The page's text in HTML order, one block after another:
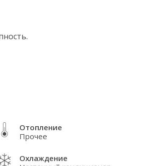
Отопление
Прочее
Охлаждение